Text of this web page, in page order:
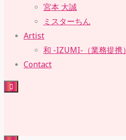
宮本 大誠
ミスターちん
Artist
和 -IZUMI-（業務提携）
Contact